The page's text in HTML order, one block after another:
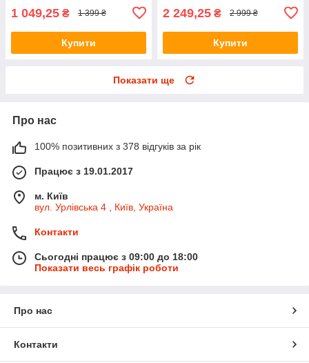
1 049,25 ₴ 1 399 ₴
Купити
2 249,25 ₴ 2 999 ₴
Купити
Показати ще
Про нас
100% позитивних з 378 відгуків за рік
Працює з 19.01.2017
м. Київ
вул. Урлівська 4 , Київ, Україна
Контакти
Сьогодні працює з 09:00 до 18:00
Показати весь графік роботи
Про нас
Контакти